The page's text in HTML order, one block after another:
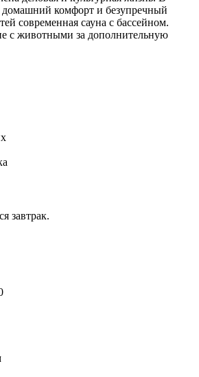
домашний комфорт и безупречный
современная сауна с бассейном.
с животными за дополнительную
завтрак.